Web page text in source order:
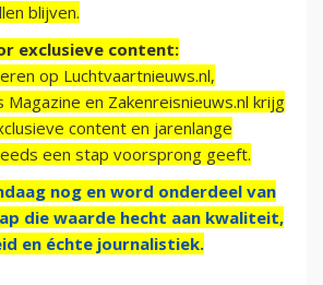
blijven.
exclusieve content:
op Luchtvaartnieuws.nl,
Magazine en Zakenreisnieuws.nl krijg
content en jarenlange
een stap voorsprong geeft.
nog en word onderdeel van
die waarde hecht aan kwaliteit,
en échte journalistiek.